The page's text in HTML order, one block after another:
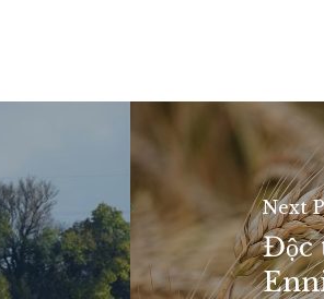
Next
Độc